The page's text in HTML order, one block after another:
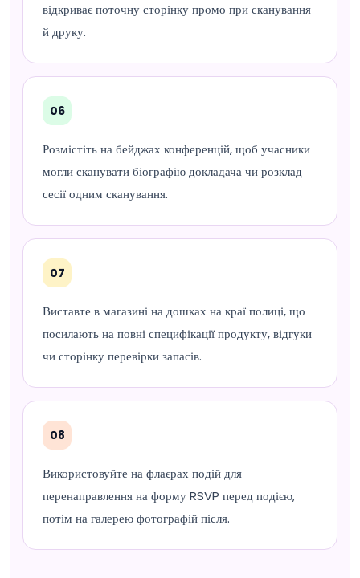
відкриває поточну сторінку промо при сканування
й друку.
06
Розмістіть на бейджах конференцій, щоб учасники
могли сканувати біографію докладача чи розклад
сесії одним сканування.
07
Виставте в магазині на дошках на краї полиці, що
посилають на повні специфікації продукту, відгуки
чи сторінку перевірки запасів.
08
Використовуйте на флаєрах подій для
перенаправлення на форму RSVP перед подією,
потім на галерею фотографій після.